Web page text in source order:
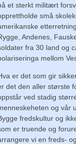
et sterkt militært
små
Andenes,
fra 30 land og
mellom
er det som gir
det den aller største
ved stadig
og vår
fredskultur og
er truende og
vi en freds-